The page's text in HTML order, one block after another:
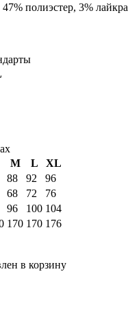
полиэстер, 3% лайкра
M L
XL
88 92
96
68 72
76
96 100 104
170 170 176
в корзину